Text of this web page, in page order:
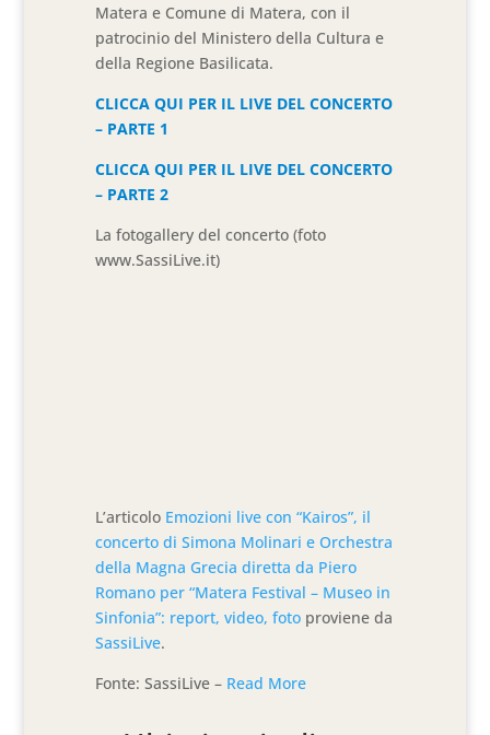
Matera e Comune di Matera, con il
patrocinio del Ministero della Cultura e
della Regione Basilicata.
CLICCA QUI PER IL LIVE DEL CONCERTO
– PARTE 1
CLICCA QUI PER IL LIVE DEL CONCERTO
– PARTE 2
La fotogallery del concerto (foto
www.SassiLive.it)
L’articolo Emozioni live con “Kairos”, il
concerto di Simona Molinari e Orchestra
della Magna Grecia diretta da Piero
Romano per “Matera Festival – Museo in
Sinfonia”: report, video, foto proviene da
SassiLive.
Fonte: SassiLive – Read More